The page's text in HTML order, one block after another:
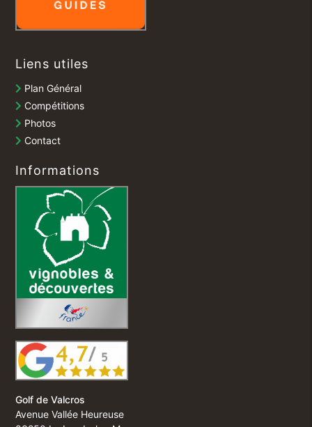
Liens utiles
Plan Général
Compétitions
Photos
Contact
Informations
Golf de Valcros
Avenue Vallée Heureuse